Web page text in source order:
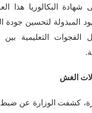
البكالوريا هذا
المبذولة لتحسين جودة
الفجوات التعليمية
الغش